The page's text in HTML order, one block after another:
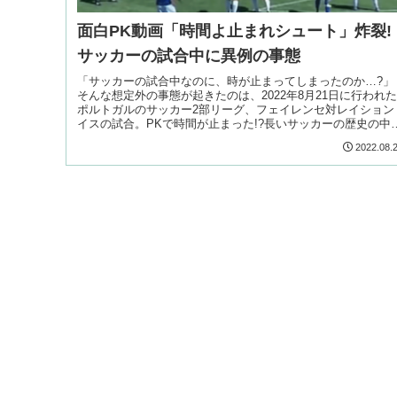
面白PK動画「時間よ止まれシュート」炸裂!
サッカーの試合中に異例の事態
「サッカーの試合中なのに、時が止まってしまったのか…?」
そんな想定外の事態が起きたのは、2022年8月21日に行われた
ポルトガルのサッカー2部リーグ、フェイレンセ対レイション
イスの試合。PKで時間が止まった!?長いサッカーの歴史の中